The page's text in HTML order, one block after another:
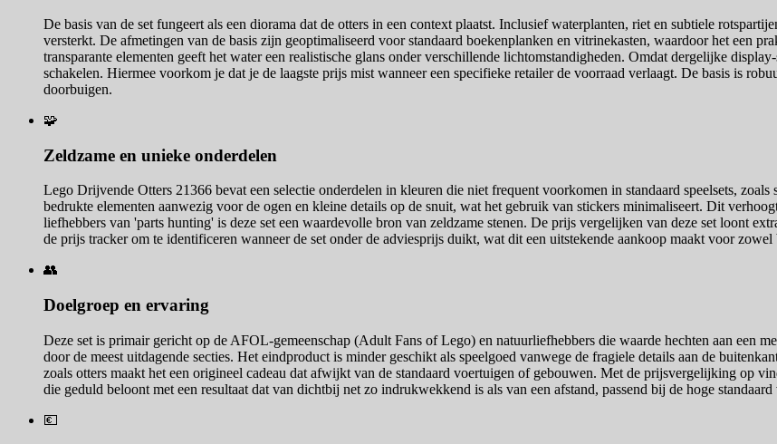
De basis van de set fungeert als een diorama dat de otters in een context plaatst. Inclusief waterplanten, riet en subtiele
versterkt. De afmetingen van de basis zijn geoptimaliseerd voor standaard boekenplanken en vitrinekasten, waardoor het een
transparante elementen geeft het water een realistische glans onder verschillende lichtomstandigheden. Omdat dergelijke
schakelen. Hiermee voorkom je dat je de laagste prijs mist wanneer een specifieke retailer de voorraad verlaagt. De basis is
doorbuigen.
🧩
Zeldzame en unieke onderdelen
Lego Drijvende Otters 21366 bevat een selectie onderdelen in kleuren die niet frequent voorkomen in standaard speelsets,
bedrukte elementen aanwezig voor de ogen en kleine details op de snuit, wat het gebruik van stickers minimaliseert. Dit
liefhebbers van 'parts hunting' is deze set een waardevolle bron van zeldzame stenen. De prijs vergelijken van deze set loont
de prijs tracker om te identificeren wanneer de set onder de adviesprijs duikt, wat dit een uitstekende aankoop maakt voor zowel
👥
Doelgroep en ervaring
Deze set is primair gericht op de AFOL-gemeenschap (Adult Fans of Lego) en natuurliefhebbers die waarde hechten aan een
door de meest uitdagende secties. Het eindproduct is minder geschikt als speelgoed vanwege de fragiele details aan de
zoals otters maakt het een origineel cadeau dat afwijkt van de standaard voertuigen of gebouwen. Met de prijsvergelijking op
die geduld beloont met een resultaat dat van dichtbij net zo indrukwekkend is als van een afstand, passend bij de hoge
💶